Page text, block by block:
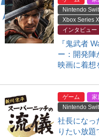
Nintendo
Xbox Series X
インタビュー
『鬼武者
ー：開発陣
映画に着想
ゲーム 家
Nintendo
社長になっ
りたい放